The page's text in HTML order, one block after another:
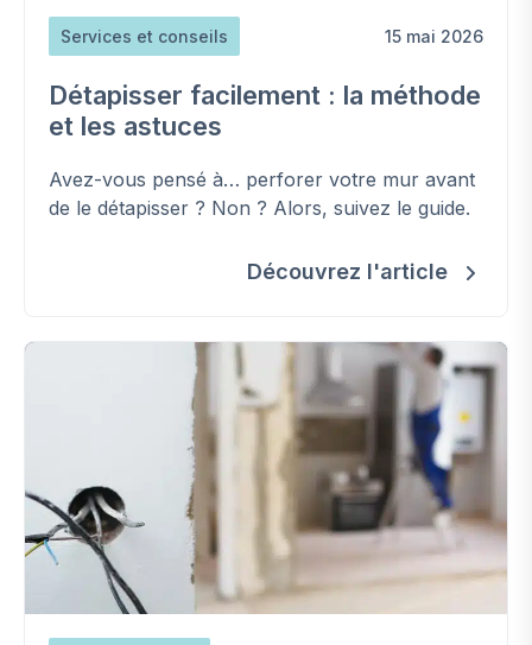
Services et conseils 15 mai 2026
Détapisser facilement : la méthode
et les astuces
Avez-vous pensé à… perforer votre mur avant
de le détapisser ? Non ? Alors, suivez le guide.
Découvrez l'article